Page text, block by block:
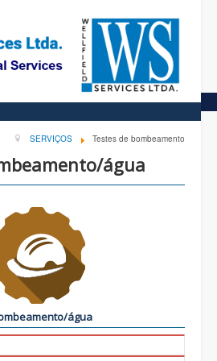
SERVIÇOS Testes de bombeamento
água
água